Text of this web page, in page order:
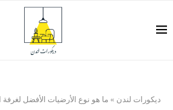
ديكورات لندن » ما هو نوع الأرضيات الأفضل